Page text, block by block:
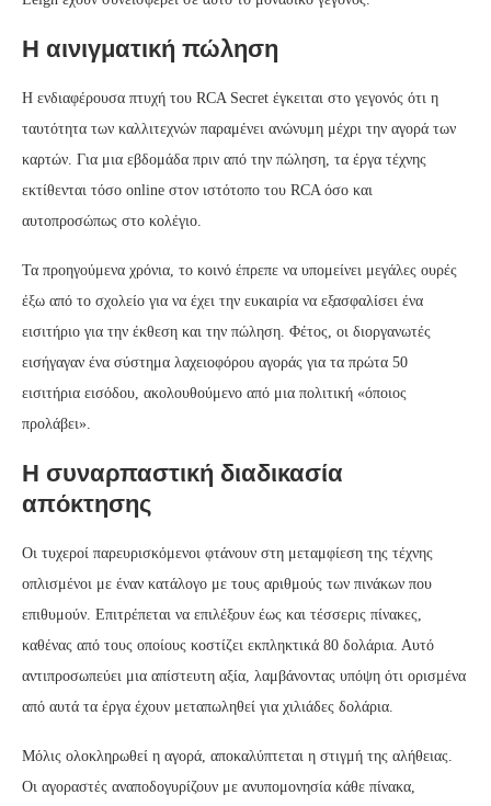
Η αινιγματική πώληση
Η ενδιαφέρουσα πτυχή του RCA Secret έγκειται στο γεγονός ότι η
ταυτότητα των καλλιτεχνών παραμένει ανώνυμη μέχρι την αγορά των
καρτών. Για μια εβδομάδα πριν από την πώληση, τα έργα τέχνης
εκτίθενται τόσο online στον ιστότοπο του RCA όσο και
αυτοπροσώπως στο κολέγιο.
Τα προηγούμενα χρόνια, το κοινό έπρεπε να υπομείνει μεγάλες ουρές
έξω από το σχολείο για να έχει την ευκαιρία να εξασφαλίσει ένα
εισιτήριο για την έκθεση και την πώληση. Φέτος, οι διοργανωτές
εισήγαγαν ένα σύστημα λαχειοφόρου αγοράς για τα πρώτα 50
εισιτήρια εισόδου, ακολουθούμενο από μια πολιτική «όποιος
προλάβει».
Η συναρπαστική διαδικασία
απόκτησης
Οι τυχεροί παρευρισκόμενοι φτάνουν στη μεταμφίεση της τέχνης
οπλισμένοι με έναν κατάλογο με τους αριθμούς των πινάκων που
επιθυμούν. Επιτρέπεται να επιλέξουν έως και τέσσερις πίνακες,
καθένας από τους οποίους κοστίζει εκπληκτικά 80 δολάρια. Αυτό
αντιπροσωπεύει μια απίστευτη αξία, λαμβάνοντας υπόψη ότι ορισμένα
από αυτά τα έργα έχουν μεταπωληθεί για χιλιάδες δολάρια.
Μόλις ολοκληρωθεί η αγορά, αποκαλύπτεται η στιγμή της αλήθειας.
Οι αγοραστές αναποδογυρίζουν με ανυπομονησία κάθε πίνακα,